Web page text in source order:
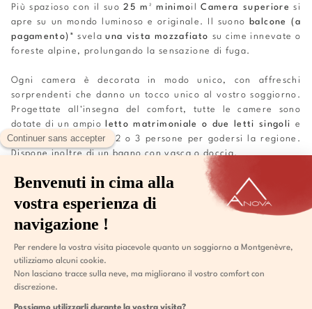
Più spazioso con il suo25 m² minimoilCamera superiore si
apre su un mondo luminoso e originale. Il suono
balcone (a
pagamento) * svelauna vista mozzafiato su cime innevate o
foreste alpine, prolungando la sensazione di fuga.
Ogni camera è decorata in modo unico, con affreschi
sorprendenti che danno un tocco unico al vostro soggiorno.
Progettate all'insegna del comfort, tutte le camere sono
dotate di un ampio
letto matrimoniale o due letti singoli e
unletto singoloper 2 o 3 persone per godersi la regione.
Dispone inoltre di un bagno con vasca o doccia.
- 25-30 m²
- 2 o 3 persone
- 1 letto matrimoniale grande o 2 letti singoli + 1 letto
singolo
- supplemento balcone*.
A PARTIRE DA €208